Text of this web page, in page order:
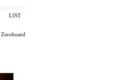
LIST
Zeroboard